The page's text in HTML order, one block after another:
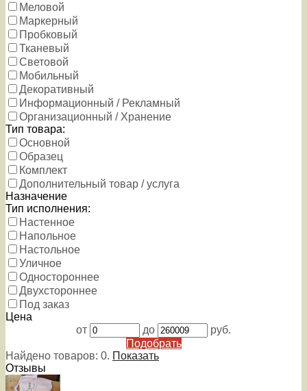
Меловой
Маркерный
Пробковый
Тканевый
Световой
Мобильный
Декоративный
Информационный / Рекламный
Организационный / Хранение
Тип товара:
Основной
Образец
Комплект
Дополнительный товар / услуга
Назначение
Тип исполнения:
Настенное
Напольное
Настольное
Уличное
Одностороннее
Двухстороннее
Под заказ
Цена
от
до
руб.
Подобрать
Найдено товаров: 0. Показать
Отзывы